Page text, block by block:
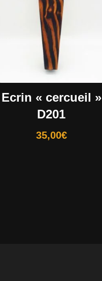
Ecrin « cercueil »
D201
35,00€